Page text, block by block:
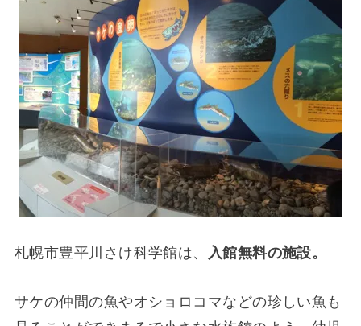
札幌市豊平川さけ科学館は、 入館無料の施設。
サケの仲間の魚やオショロコマなどの珍しい魚も